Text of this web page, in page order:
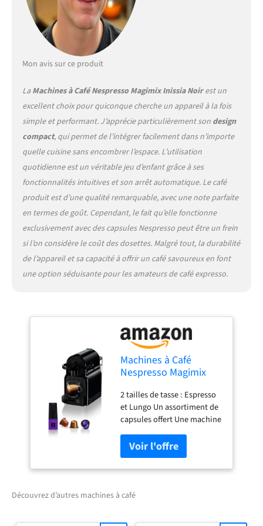
Mon avis sur ce produit
LaMachines à Café Nespresso Magimix Inissia Noirest un
excellent choix pour quiconque cherche un appareil à la fois
simple et performant. J’apprécie particulièrement son design
compact, qui permet de l’intégrer facilement dans n’importe
quelle cuisine sans encombrer l’espace. L’utilisation
quotidienne est un véritable jeu d’enfant grâce à ses
fonctionnalités intuitives et son arrêt automatique. Le café
produit est d’une qualité remarquable, avec une note parfaite
en termes de goût. Cependant, le fait qu’elle fonctionne
exclusivement avec des capsules Nespresso peut être un frein
si l’on considère le coût des dosettes. Malgré tout, la durabilité
de l’appareil et sa capacité à offrir un café savoureux en font
une option séduisante pour les amateurs de café expresso.
Machines à Café
Nespresso Magimix
Espresso à Dosettes
11350
2 tailles de tasse : Espresso
et Lungo Un assortiment de
capsules offert Une machine
à café au design simple et
épuré Mode économie
d'énergie avec arrêt
automatique après 9
Découvrez d’autres machines à café